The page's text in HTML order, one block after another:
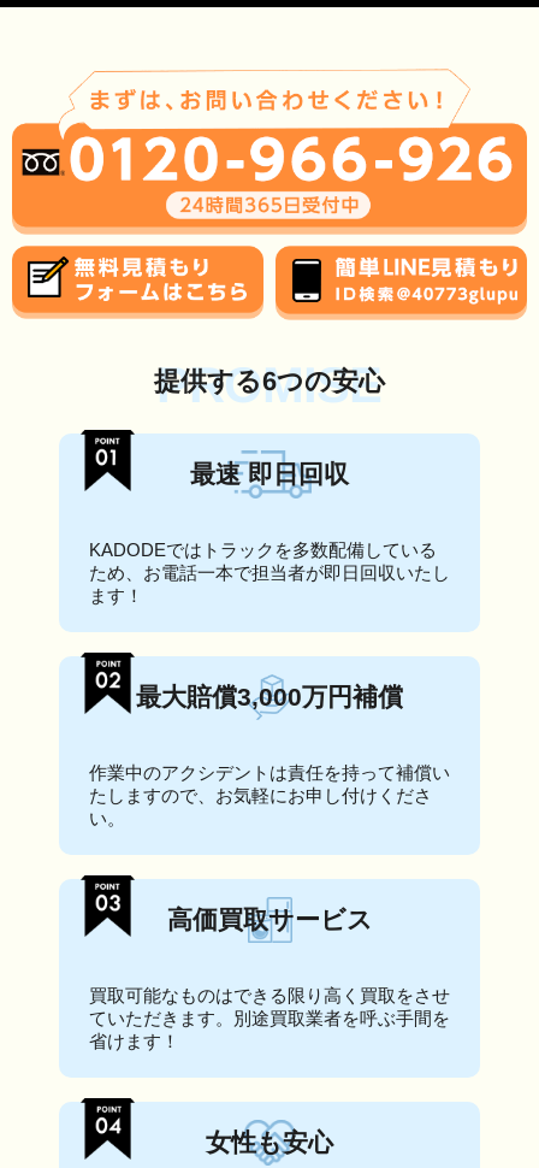
PROMISE
提供する6つの安心
最速 即日回収
KADODEではトラックを多数配備している
ため、お電話一本で担当者が即日回収いたし
ます！
最大賠償3,000万円補償
作業中のアクシデントは責任を持って補償い
たしますので、お気軽にお申し付けくださ
い。
高価買取サービス
買取可能なものはできる限り高く買取をさせ
ていただきます。別途買取業者を呼ぶ手間を
省けます！
女性も安心